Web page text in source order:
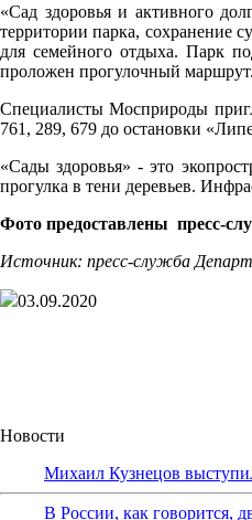
«Сад здоровья и активного
территории парка, сохранение
для семейного отдыха. Парк
проложен прогулочный маршрут.
Специалисты Мосприроды
761, 289, 679 дo остановки
«Сады здоровья» - это
прогулка в тени деревьев.
Фото предоставлены пресс-
Источник: пресс-служба
03.09.2020
Новости
Михаил Кузнецов
В России, как говорится,